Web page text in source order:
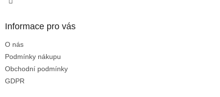
Informace pro vás
O nás
Podmínky nákupu
Obchodní podmínky
GDPR